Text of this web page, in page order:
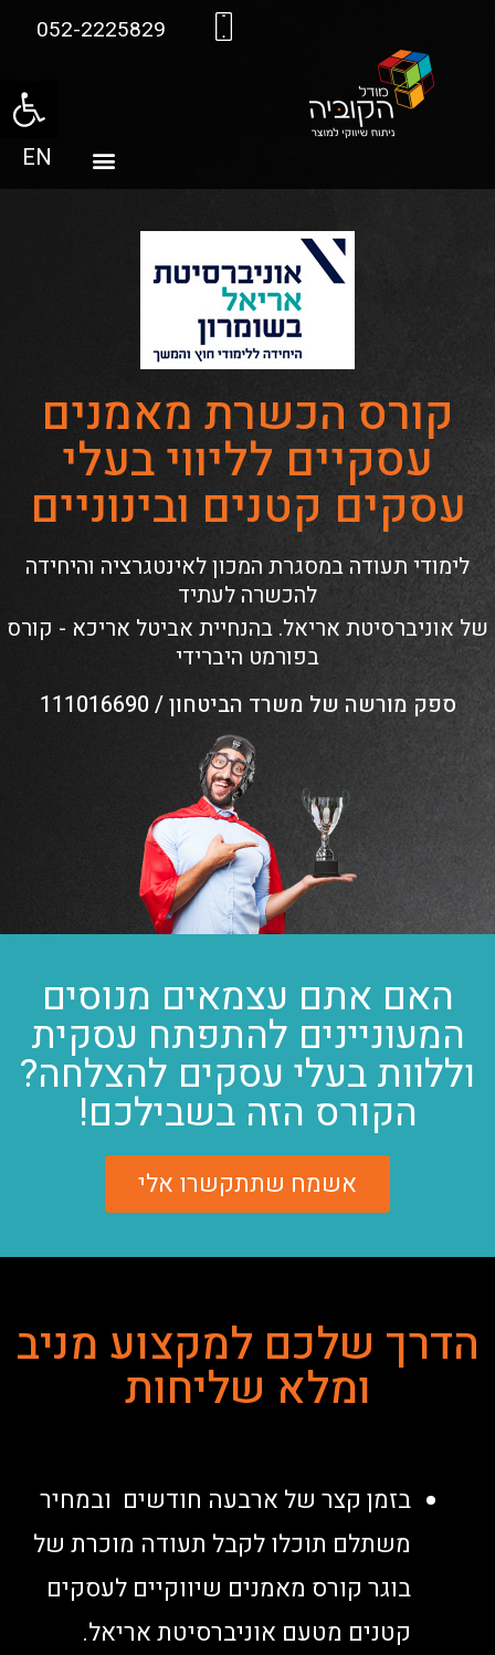
פתח
052-2225829
EN
קורס הכשרת מאמנים
עסקיים לליווי בעלי
עסקים קטנים ובינוניים
לימודי תעודה במסגרת המכון לאינטגרציה והיחידה
להכשרה לעתיד
של אוניברסיטת אריאל. בהנחיית אביטל אריכא - קורס
בפורמט היברידי
ספק מורשה של משרד הביטחון / 111016690
האם אתם עצמאים מנוסים
המעוניינים להתפתח עסקית
וללוות בעלי עסקים להצלחה?
הקורס הזה בשבילכם!
אשמח שתתקשרו אלי
הדרך שלכם למקצוע מניב
ומלא שליחות
בזמן קצר של ארבעה חודשים ובמחיר
משתלם תוכלו לקבל תעודה מוכרת של
בוגר קורס מאמנים שיווקיים לעסקים
קטנים מטעם אוניברסיטת אריאל.